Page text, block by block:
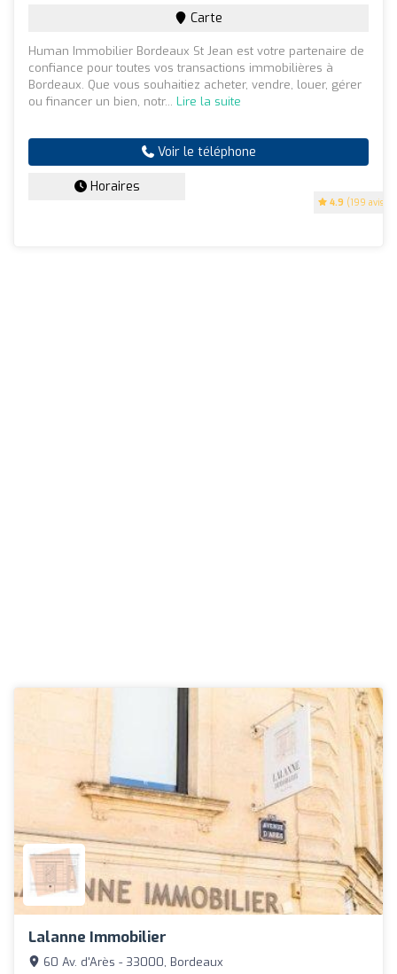
4.9 (199 avis)
Carte
Human Immobilier Bordeaux St Jean est votre partenaire de
confiance pour toutes vos transactions immobilières à
Bordeaux. Que vous souhaitiez acheter, vendre, louer, gérer
ou financer un bien, notr... Lire la suite
Voir le téléphone
Horaires
Lalanne Immobilier
60 Av. d'Arès - 33000, Bordeaux